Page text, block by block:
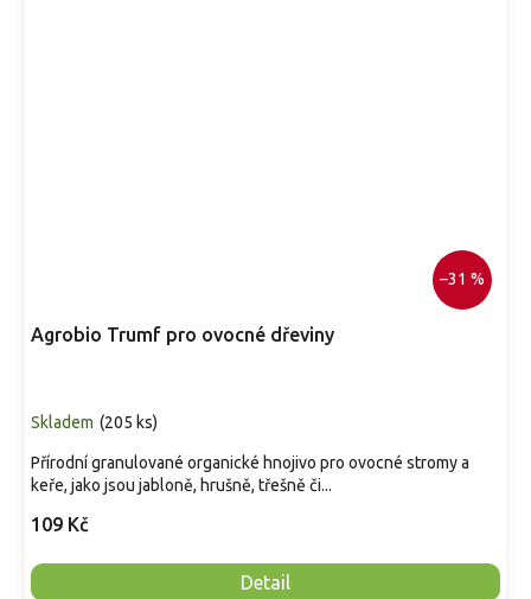
–31 %
Agrobio Trumf pro ovocné dřeviny
Skladem (205 ks)
109 Kč
Detail
Přírodní granulované organické hnojivo pro ovocné stromy a
keře, jako jsou jabloně, hrušně, třešně či...